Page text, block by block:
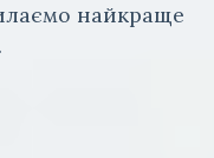
найкраще